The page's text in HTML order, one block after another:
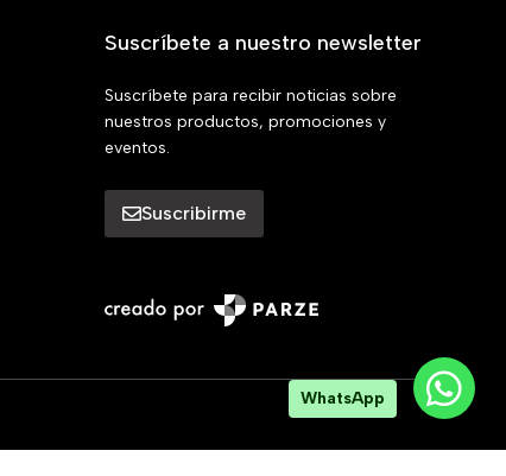
Suscríbete a nuestro newsletter
Suscríbete para recibir noticias sobre
nuestros productos, promociones y
eventos.
Suscribirme
WhatsApp